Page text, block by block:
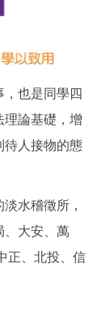
也是同學四
理論基礎，增
待人接物的態
水稽徵所，
、大安、萬
正、北投、信